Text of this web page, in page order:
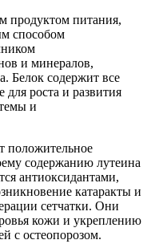
продуктом питания,
способом
и минералов,
Белок содержит все
роста и развития
и
положительное
содержанию лутеина
антиоксидантами,
катаракты и
сетчатки. Они
кожи и укреплению
с остеопорозом.